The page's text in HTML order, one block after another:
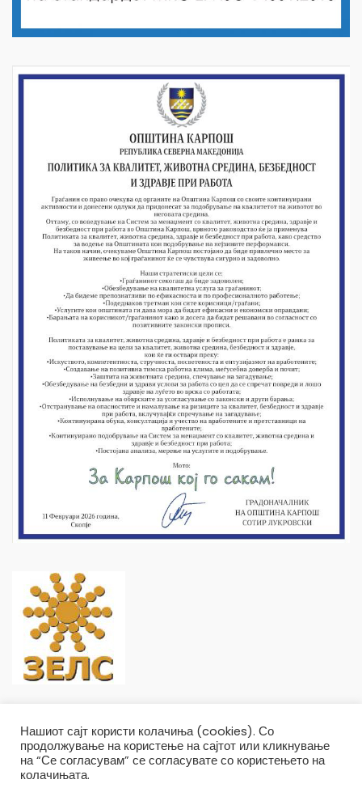
Нашиот сајт користи колачиња (cookies). Со
продолжување на користење на сајтот или кликнување
на “Се согласувам” се согласувате со користењето на
колачињата.